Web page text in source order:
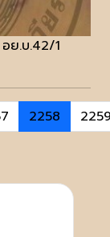
ย.บ.42/1
2258